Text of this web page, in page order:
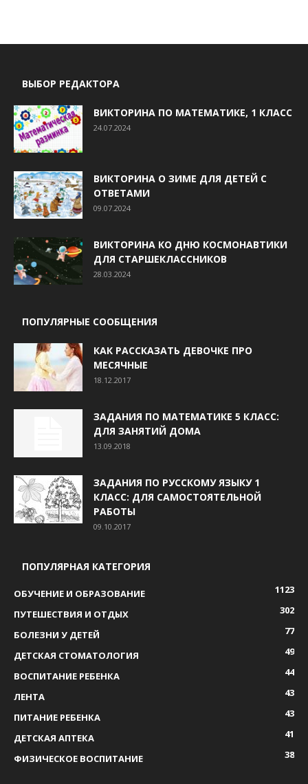
ВЫБОР РЕДАКТОРА
ВИКТОРИНА ПО МАТЕМАТИКЕ, 1 КЛАСС
24.07.2024
ВИКТОРИНА О ЗИМЕ ДЛЯ ДЕТЕЙ С
ОТВЕТАМИ
09.07.2024
ВИКТОРИНА КО ДНЮ КОСМОНАВТИКИ
ДЛЯ СТАРШЕКЛАССНИКОВ
28.03.2024
ПОПУЛЯРНЫЕ СООБЩЕНИЯ
КАК РАССКАЗАТЬ ДЕВОЧКЕ ПРО
МЕСЯЧНЫЕ
18.12.2017
ЗАДАНИЯ ПО МАТЕМАТИКЕ 5 КЛАСС:
ДЛЯ ЗАНЯТИЙ ДОМА
13.09.2018
ЗАДАНИЯ ПО РУССКОМУ ЯЗЫКУ 1
КЛАСС: ДЛЯ САМОСТОЯТЕЛЬНОЙ
РАБОТЫ
09.10.2017
ПОПУЛЯРНАЯ КАТЕГОРИЯ
ОБУЧЕНИЕ И ОБРАЗОВАНИЕ
1123
ПУТЕШЕСТВИЯ И ОТДЫХ
302
БОЛЕЗНИ У ДЕТЕЙ
77
ДЕТСКАЯ СТОМАТОЛОГИЯ
49
ВОСПИТАНИЕ РЕБЕНКА
44
ЛЕНТА
43
ПИТАНИЕ РЕБЕНКА
43
ДЕТСКАЯ АПТЕКА
41
ФИЗИЧЕСКОЕ ВОСПИТАНИЕ
38